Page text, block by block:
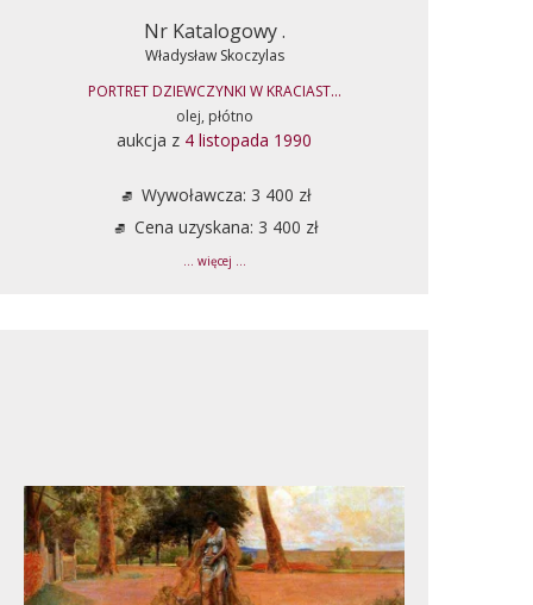
Nr Katalogowy .
Władysław Skoczylas
PORTRET DZIEWCZYNKI W KRACIAST...
olej, płótno
aukcja z 4 listopada 1990
Wywoławcza: 3 400 zł
Cena uzyskana: 3 400 zł
... więcej ...